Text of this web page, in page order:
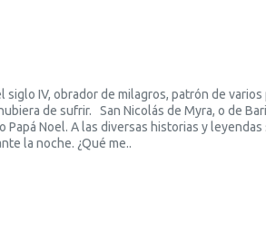
IV, obrador de milagros, patrón de
de sufrir. San Nicolás de Myra, o de
Noel. A las diversas historias y
la noche. ¿Qué me..